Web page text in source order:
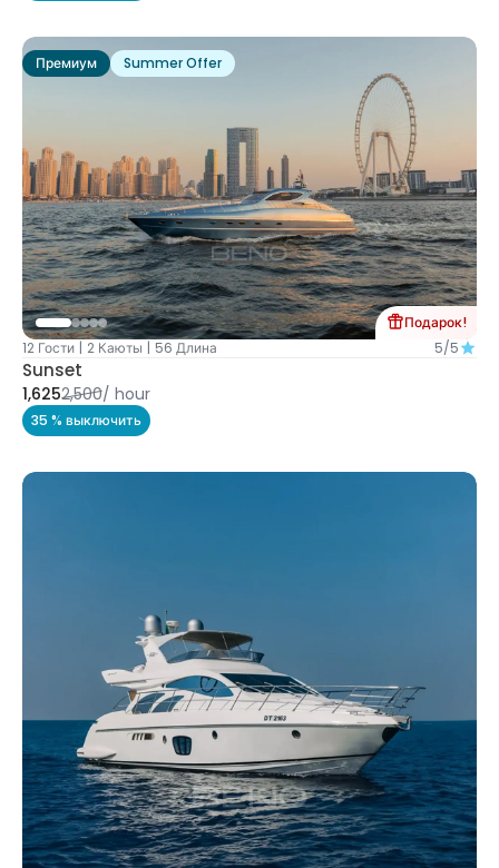
Премиум Summer Offer
Подарок!
12 Гости | 2 Каюты | 56 Длина 5/5
Sunset
1,6252,500/ hour
35 % выключить